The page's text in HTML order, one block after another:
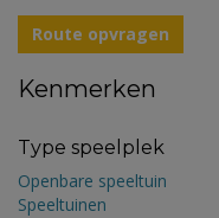
Route opvragen
Kenmerken
Type speelplek
Openbare speeltuin
Speeltuinen